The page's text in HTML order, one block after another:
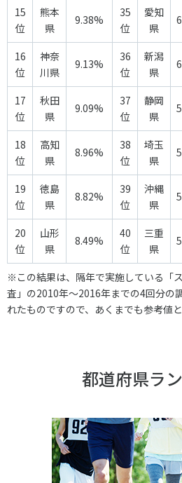
15
位
熊本
県
9.38%
35
位
愛知
県
16
位
神奈
川県
9.13%
36
位
新潟
県
17
位
秋田
県
9.09%
37
位
静岡
県
18
位
高知
県
8.96%
38
位
埼玉
県
19
位
徳島
県
8.82%
39
位
沖縄
県
20
位
山形
県
8.49%
40
位
三重
県
※この結果は、隔年で実施している「
査」の2010年～2016年までの4回分の
れたものですので、あくまでも参考値
都道府県ラ